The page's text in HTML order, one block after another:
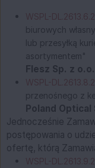
biurowych
lub przesyłką
asortymentem"
Flesz Sp. z
przenośnego z
Poland Optical
Jednocześnie
postępowania o
ofertę, którą